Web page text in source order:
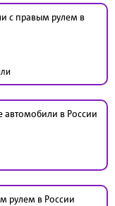
с правым рулем в
в России
рулем в России